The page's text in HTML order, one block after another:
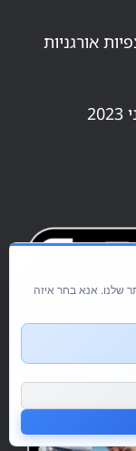
צפיות אורגניות
שלנו. אנא בחר איזה